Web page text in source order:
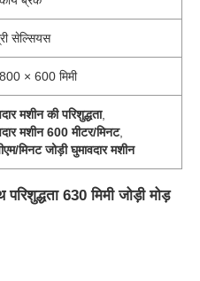
सेल्सियस
× 600 मिमी
मशीन की परिशुद्धता,
मशीन 600 मीटर/मिनट,
मिनट जोड़ी घुमावदार मशीन
630 मिमी जोड़ी मोड़